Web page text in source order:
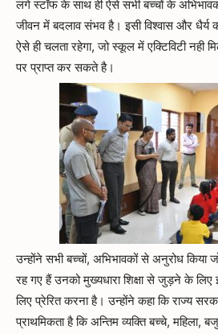
लगे स्टॉफ के साथ ही ऐसे सभी बच्चों के अभिभावक
जीवन में बदलाव संभव है। इसी विश्वास और
ऐसे ही चलता रहेगा, जो स्कूल में एक्टिविटी नही
पर प्राप्त कर सकते है।
उन्होंने सभी बच्चों, अभिभावकों से अनुरोध किया
रह गए हैं उनको मुख्यधारा शिक्षा से जुड़ने के
लिए प्रेरित करना है। उन्होंने कहा कि राज्य
प्राथमिकता है कि अन्तिम व्यक्ति बच्चे, महिला,